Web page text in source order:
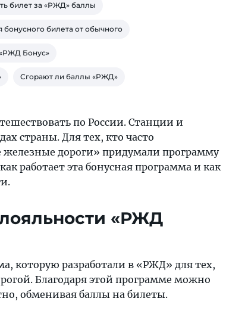
билет за «РЖД» баллы
бонусного билета от обычного
Бонус»
Сгорают ли баллы «РЖД»
по России. Станции и
страны. Для тех, кто часто
железные дороги» придумали программу
работает эта бонусная программа и как
«РЖД
которую разработали в «РЖД» для тех,
Благодаря этой программе можно
обменивая баллы на билеты.